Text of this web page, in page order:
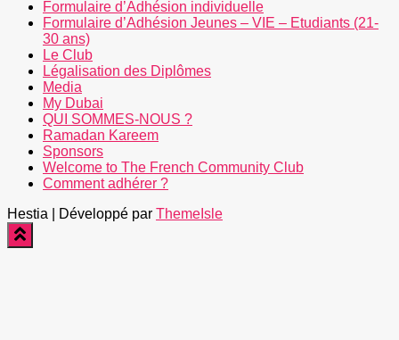
Formulaire d’Adhésion individuelle
Formulaire d’Adhésion Jeunes – VIE – Etudiants (21-
30 ans)
Le Club
Légalisation des Diplômes
Media
My Dubai
QUI SOMMES-NOUS ?
Ramadan Kareem
Sponsors
Welcome to The French Community Club
Comment adhérer ?
Hestia | Développé par ThemeIsle